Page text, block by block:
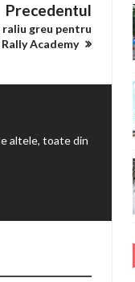
Precedentul
raliu greu pentru
Academy
altele, toate din